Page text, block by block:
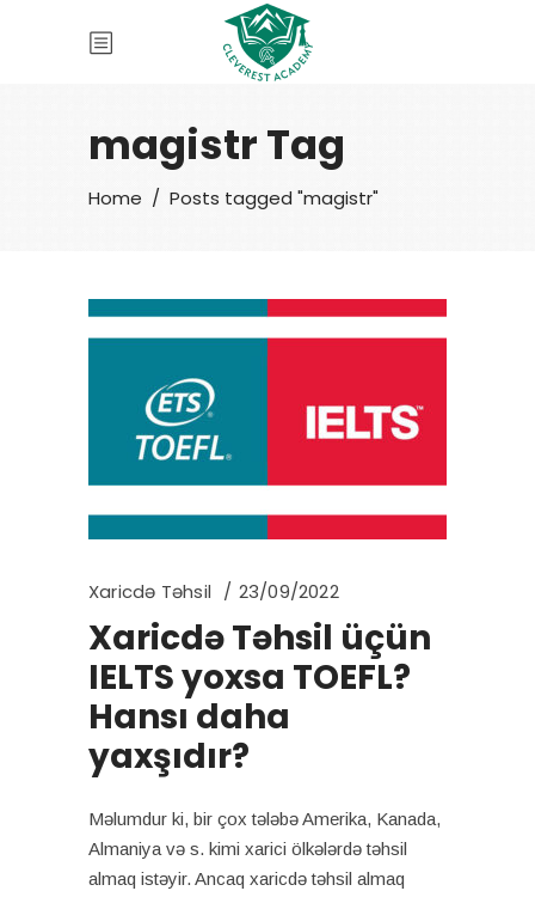
magistr Tag
Home / Posts tagged "magistr"
Xaricdə Təhsil 23/09/2022
Xaricdə Təhsil üçün
IELTS yoxsa TOEFL?
Hansı daha
yaxşıdır?
Məlumdur ki, bir çox tələbə Amerika, Kanada,
Almaniya və s. kimi xarici ölkələrdə təhsil
almaq istəyir. Ancaq xaricdə təhsil almaq